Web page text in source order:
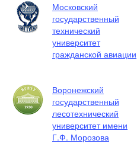
Московский
государственный
технический
университет
гражданской авиации
Воронежский
государственный
лесотехнический
университет имени
Г.Ф. Морозова